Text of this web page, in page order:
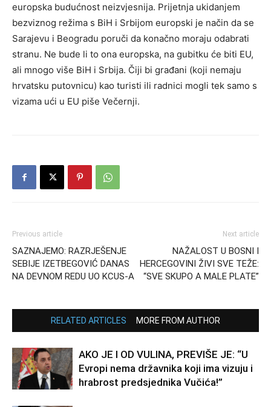
europska budućnost neizvjesnija. Prijetnja ukidanjem
bezviznog režima s BiH i Srbijom europski je način da se
Sarajevu i Beogradu poruči da konačno moraju odabrati
stranu. Ne bude li to ona europska, na gubitku će biti EU,
ali mnogo više BiH i Srbija. Čiji bi građani (koji nemaju
hrvatsku putovnicu) kao turisti ili radnici mogli tek samo s
vizama ući u EU piše Večernji.
Previous article
SAZNAJEMO: RAZRJEŠENJE
SEBIJE IZETBEGOVIĆ DANAS
NA DEVNOM REDU UO KCUS-A
Next article
NAŽALOST U BOSNI I
HERCEGOVINI ŽIVI SVE TEŽE:
“SVE SKUPO A MALE PLATE”
RELATED ARTICLES MORE FROM AUTHOR
AKO JE I OD VULINA, PREVIŠE JE: “U
Evropi nema državnika koji ima vizuju i
hrabrost predsjednika Vučića!”